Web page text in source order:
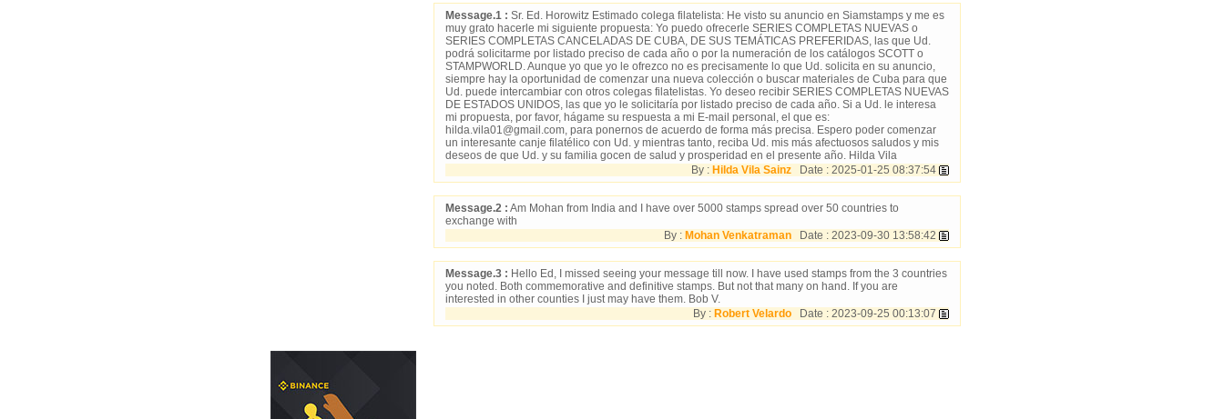
Message.1 : Sr. Ed. Horowitz Estimado colega filatelista: He visto su anuncio en Siamstamps y me es
muy grato hacerle mi siguiente propuesta: Yo puedo ofrecerle SERIES COMPLETAS NUEVAS o
SERIES COMPLETAS CANCELADAS DE CUBA, DE SUS TEMÁTICAS PREFERIDAS, las que Ud.
podrá solicitarme por listado preciso de cada año o por la numeración de los catálogos SCOTT o
STAMPWORLD. Aunque yo que yo le ofrezco no es precisamente lo que Ud. solicita en su anuncio,
siempre hay la oportunidad de comenzar una nueva colección o buscar materiales de Cuba para que
Ud. puede intercambiar con otros colegas filatelistas. Yo deseo recibir SERIES COMPLETAS NUEVAS
DE ESTADOS UNIDOS, las que yo le solicitaría por listado preciso de cada año. Si a Ud. le interesa
mi propuesta, por favor, hágame su respuesta a mi E-mail personal, el que es:
hilda.vila01@gmail.com, para ponernos de acuerdo de forma más precisa. Espero poder comenzar
un interesante canje filatélico con Ud. y mientras tanto, reciba Ud. mis más afectuosos saludos y mis
deseos de que Ud. y su familia gocen de salud y prosperidad en el presente año. Hilda Vila
By : Hilda Vila Sainz Date : 2025-01-25 08:37:54
Message.2 : Am Mohan from India and I have over 5000 stamps spread over 50 countries to
exchange with
By : Mohan Venkatraman Date : 2023-09-30 13:58:42
Message.3 : Hello Ed, I missed seeing your message till now. I have used stamps from the 3 countries
you noted. Both commemorative and definitive stamps. But not that many on hand. If you are
interested in other counties I just may have them. Bob V.
By : Robert Velardo Date : 2023-09-25 00:13:07